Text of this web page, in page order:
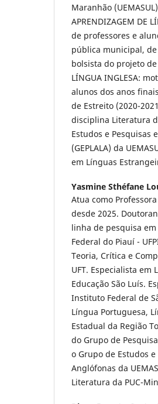
Maranhão
APRENDIZAGEM DE
de professores e
pública municipal,
bolsista do projeto de
LÍNGUA INGLESA:
alunos dos anos
de Estreito (2020-
disciplina Literatura
Estudos e Pesquisas
(GEPLALA) da
em Línguas
Yasmine Sthéfane
Atua como
desde 2025.
linha de pesquisa
Federal do Piauí -
Teoria, Crítica e
UFT. Especialista
Educação São Luís.
Instituto Federal de
Língua Portuguesa,
Estadual da Região
do Grupo de
o Grupo de Estudos
Anglófonas da
Literatura da PUC-